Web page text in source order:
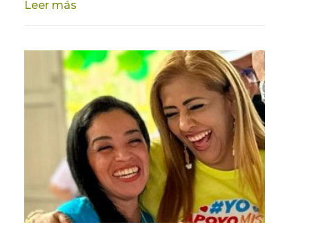
Leer más